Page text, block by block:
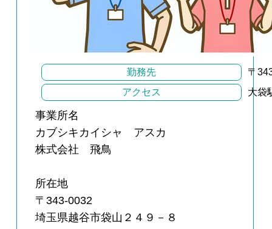
勤務先
〒
アクセス
大袋
事業所名
カブシキカイシャ アスカ
株式会社 飛鳥
所在地
〒343-0032
埼玉県越谷市袋山２４９－８